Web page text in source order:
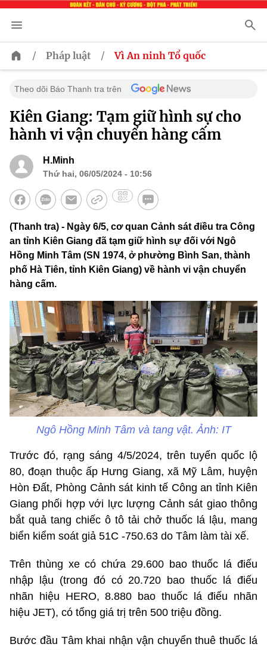
/ Pháp luật / Vì An ninh Tổ quốc
Theo dõi Báo Thanh tra trên
Kiên Giang: Tạm giữ hình sự cho
hành vi vận chuyển hàng cấm
H.Minh
Thứ hai, 06/05/2024 - 10:56
(Thanh tra) - Ngày 6/5, cơ quan Cảnh sát điều tra Công
an tỉnh Kiên Giang đã tạm giữ hình sự đối với Ngô
Hồng Minh Tâm (SN 1974, ở phường Bình San, thành
phố Hà Tiên, tỉnh Kiên Giang) về hành vi vận chuyển
hàng cấm.
Ngô Hồng Minh Tâm và tang vật. Ảnh: IT
Trước đó, rạng sáng 4/5/2024, trên tuyến quốc lộ
80, đoạn thuộc ấp Hưng Giang, xã Mỹ Lâm, huyện
Hòn Đất, Phòng Cảnh sát kinh tế Công an tỉnh Kiên
Giang phối hợp với lực lượng Cảnh sát giao thông
bắt quả tang chiếc ô tô tải chở thuốc lá lậu, mang
biển kiểm soát giả 51C -750.63 do Tâm làm tài xế.
Trên thùng xe có chứa 29.600 bao thuốc lá điếu
nhập lậu (trong đó có 20.720 bao thuốc lá điếu
nhãn hiệu HERO, 8.880 bao thuốc lá điếu nhãn
hiệu JET), có tổng giá trị trên 500 triệu đồng.
Bước đầu Tâm khai nhận vận chuyển thuê thuốc lá